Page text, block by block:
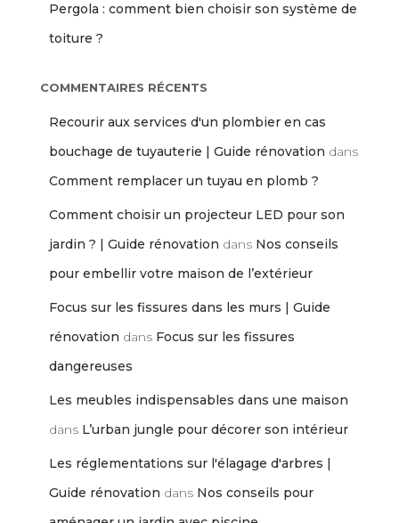
Pergola : comment bien choisir son système de
toiture ?
COMMENTAIRES RÉCENTS
Recourir aux services d'un plombier en cas
bouchage de tuyauterie | Guide rénovation dans
Comment remplacer un tuyau en plomb ?
Comment choisir un projecteur LED pour son
jardin ? | Guide rénovation dans Nos conseils
pour embellir votre maison de l’extérieur
Focus sur les fissures dans les murs | Guide
rénovation dans Focus sur les fissures
dangereuses
Les meubles indispensables dans une maison
dans L’urban jungle pour décorer son intérieur
Les réglementations sur l'élagage d'arbres |
Guide rénovation dans Nos conseils pour